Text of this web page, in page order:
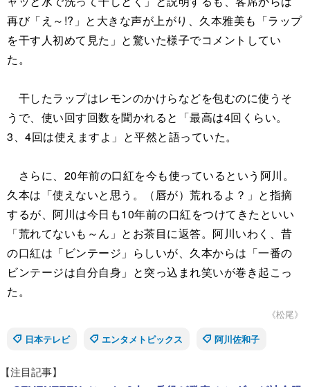
再び「え～!?」と大きな声が上がり、久本雅美も「ラップ
を干す人初めて見た」と驚いた様子でコメントしてい
た。
干したラップはレモンのかけらなどを包むのに使うそ
うで、使い回す回数を聞かれると「最高は4回くらい。
3、4回は使えますよ」と平然と語っていた。
さらに、20年前の口紅を今も使っているという阿川。
久本は「使えないと思う。（唇が）荒れるよ？」と指摘
するが、阿川は今日も10年前の口紅をつけてきたといい
「荒れてないも～ん」とお茶目に返答。阿川いわく、昔
の口紅は「ビンテージ」らしいが、久本からは「一番の
ビンテージは自分自身」と突っ込まれ笑いが巻き起こっ
た。
《松尾》
日本テレビ
エンタメトピックス 阿川佐和子
【注目記事】